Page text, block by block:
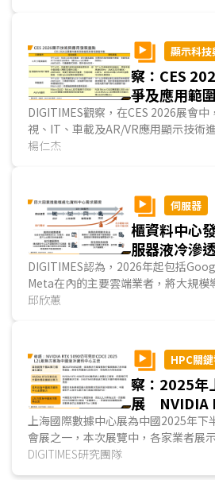
心所需要的伺服器及其半成品；另一
零組件供應鏈完備，各廠上游供應鏈
外，有觀察到台系伺服器EMS業者採
提升自家中國工廠自動化的現象。...
顯示科技
察：CES
爭及應用範
DIGITIMES觀察，在CES 2026展會
視、IT、車載及AR/VR應用顯示技術
LCD業者主要改良背光模組結構，以
展重點，例如原僅用於電視用TFT
處理技術擴張至IT及車載應用；原僅
AMOLED面板的Hybrid架構、LTPO
而在AR/VR用微型顯示器方面，包括
Micro LED業者皆致力改善面板輝度、
楊仁杰
伺服器
櫃資料中心
服器液冷滲
DIGITIMES認為，2026年起包括
Meta在內的主要雲端業者，將大規模
的自研ASIC AI伺服器。液冷功能不僅
貨放量，AI伺服器液冷滲透率將有望
邱欣蕙
HPC關
察：2025年
展 NVIDIA
國仍具可見
流直接液冷
上海國際數據中心展為中國2025年下
會展之一，本次展覽中，各家業者展
案」與「液冷技術」；在算力解決方
DIGITIMES研究團隊